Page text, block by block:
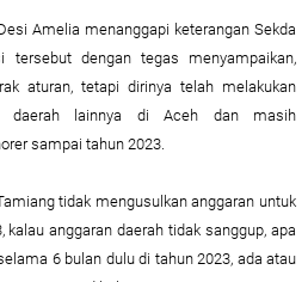
Amelia menanggapi keterangan Sekda
tersebut dengan tegas menyampaikan,
aturan, tetapi dirinya telah melakukan
daerah lainnya di Aceh dan masih
sampai tahun 2023.
tidak mengusulkan anggaran untuk
kalau anggaran daerah tidak sanggup, apa
6 bulan dulu di tahun 2023, ada atau